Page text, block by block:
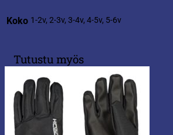
Koko 1-2v, 2-3v, 3-4v, 4-5v, 5-6v
Tutustu myös